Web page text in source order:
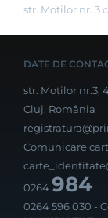
str. Moților nr. 3
DATE DE
str. Moților nr.3,
Cluj, România
Comunicare
0264984
0264 596 030 -